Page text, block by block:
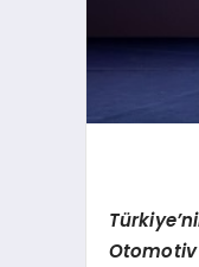
Otomotiv